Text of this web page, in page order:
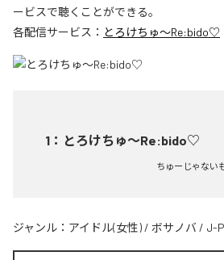
ービスで聴くことができる。
各配信サービス： とろけちゅ〜Re:bido♡
1 ： とろけちゅ〜Re:bido♡
ちゅーじゃない
ジャンル： アイドル(女性) / ボサノバ / J-